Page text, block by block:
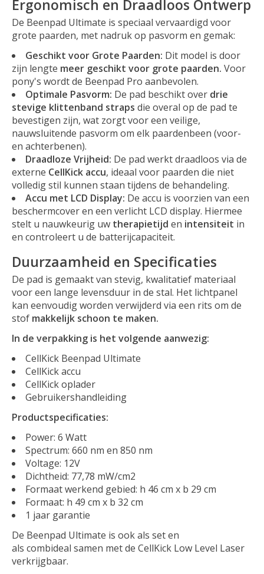
Ergonomisch en Draadloos Ontwerp
De Beenpad Ultimate is speciaal vervaardigd voor
grote paarden, met nadruk op pasvorm en gemak:
Geschikt voor Grote Paarden: Dit model is door
zijn lengte meer geschikt voor grote paarden. Voor
pony's wordt de Beenpad Pro aanbevolen.
Optimale Pasvorm: De pad beschikt over drie
stevige klittenband straps die overal op de pad te
bevestigen zijn, wat zorgt voor een veilige,
nauwsluitende pasvorm om elk paardenbeen (voor-
en achterbenen).
Draadloze Vrijheid: De pad werkt draadloos via de
externe CellKick accu, ideaal voor paarden die niet
volledig stil kunnen staan tijdens de behandeling.
Accu met LCD Display: De accu is voorzien van een
beschermcover en een verlicht LCD display. Hiermee
stelt u nauwkeurig uw therapietijd en intensiteit in
en controleert u de batterijcapaciteit.
Duurzaamheid en Specificaties
De pad is gemaakt van stevig, kwalitatief materiaal
voor een lange levensduur in de stal. Het lichtpanel
kan eenvoudig worden verwijderd via een rits om de
stof makkelijk schoon te maken.
In de verpakking is het volgende aanwezig:
CellKick Beenpad Ultimate
CellKick accu
CellKick oplader
Gebruikershandleiding
Productspecificaties:
Power: 6 Watt
Spectrum: 660 nm en 850 nm
Voltage: 12V
Dichtheid: 77,78 mW/cm2
Formaat werkend gebied: h 46 cm x b 29 cm
Formaat: h 49 cm x b 32 cm
1 jaar garantie
De Beenpad Ultimate is ook als set en
als combideal samen met de CellKick Low Level Laser
verkrijgbaar.